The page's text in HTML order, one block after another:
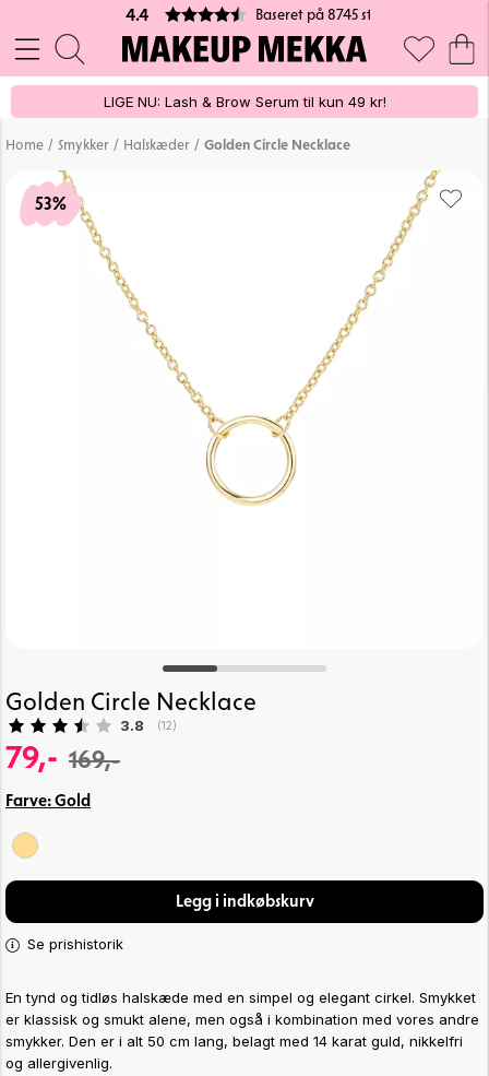
4.4 Baseret på 8745 stemmer
LIGE NU: Lash & Brow Serum til kun 49 kr!
Home / Smykker / Halskæder / Golden Circle Necklace
53%
Golden Circle Necklace
Gennemsnitlig vurdering:
3.8 (stemmer:
12)
79,- 169,-
Farve:Gold
Legg i indkøbskurv
Se prishistorik
En tynd og tidløs halskæde med en simpel og elegant cirkel. Smykket
er klassisk og smukt alene, men også i kombination med vores andre
smykker. Den er i alt 50 cm lang, belagt med 14 karat guld, nikkelfri
og allergivenlig.